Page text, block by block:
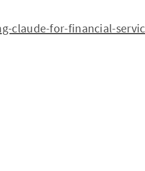
claude-for-financial-